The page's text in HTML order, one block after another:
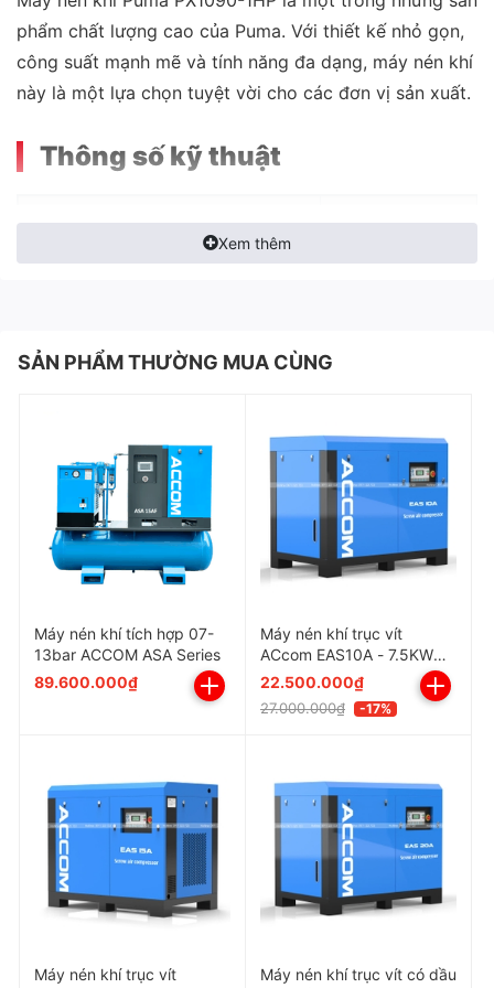
phẩm chất lượng cao của Puma. Với thiết kế nhỏ gọn,
công suất mạnh mẽ và tính năng đa dạng, máy nén khí
này là một lựa chọn tuyệt vời cho các đơn vị sản xuất.
Thông số kỹ thuật
Công suất:
1,5kW - 2Hp
Áp lực làm việc(kg/cm2):
8
Áp lực tối đa(kg/cm2):
10
Dung tích bình chứa(l):
100
Trọng lượng(kg):
97
Xuất xứ:
Trung Quốc
Ghi chú về máy nén khí Puma
Trung Quốc
- Máy nén khí Trung Quốc PumaPX20100được trang
bị đầy đủ với :
Dây truyền động loại V-belts
Xem thêm
SẢN PHẨM THƯỜNG MUA CÙNG
Máy nén khí tích hợp 07-
13bar ACCOM ASA Series
89.600.000₫
Máy nén khí trục vít
ACcom EAS10A - 7.5KW
(10HP)
22.500.000₫
27.000.000₫ -17%
Máy nén khí trục vít
Máy nén khí trục vít có dầu